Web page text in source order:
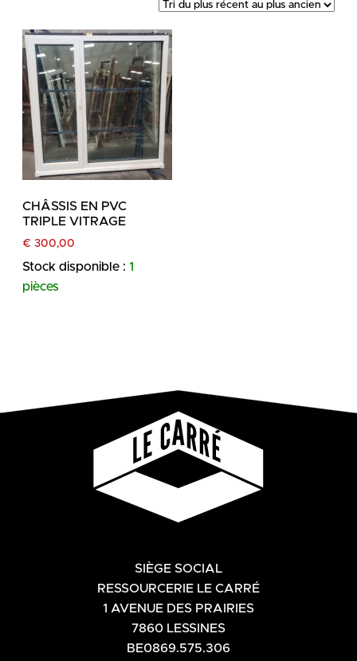
CHÂSSIS EN PVC
TRIPLE VITRAGE
€ 300,00
Stock disponible : 1
pièces
SIÈGE SOCIAL
RESSOURCERIE LE CARRÉ
1 AVENUE DES PRAIRIES
7860 LESSINES
BE0869.575.306